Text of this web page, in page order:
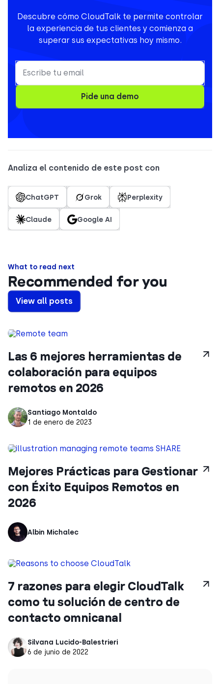
Descubre cómo CloudTalk te permite controlar
la experiencia de tus clientes y comienza a
superar sus expectativas hoy mismo.
Pide una demo
Analiza el contenido de este post con
ChatGPT Grok Perplexity
Claude Google AI
What to read next
Recommended for you
View all posts
Las 6 mejores herramientas de
colaboración para equipos
remotos en 2026
Santiago Montaldo
1 de enero de 2023
Mejores Prácticas para Gestionar
con Éxito Equipos Remotos en
2026
Albin Michalec
7 razones para elegir CloudTalk
como tu solución de centro de
contacto omnicanal
Silvana Lucido-Balestrieri
6 de junio de 2022